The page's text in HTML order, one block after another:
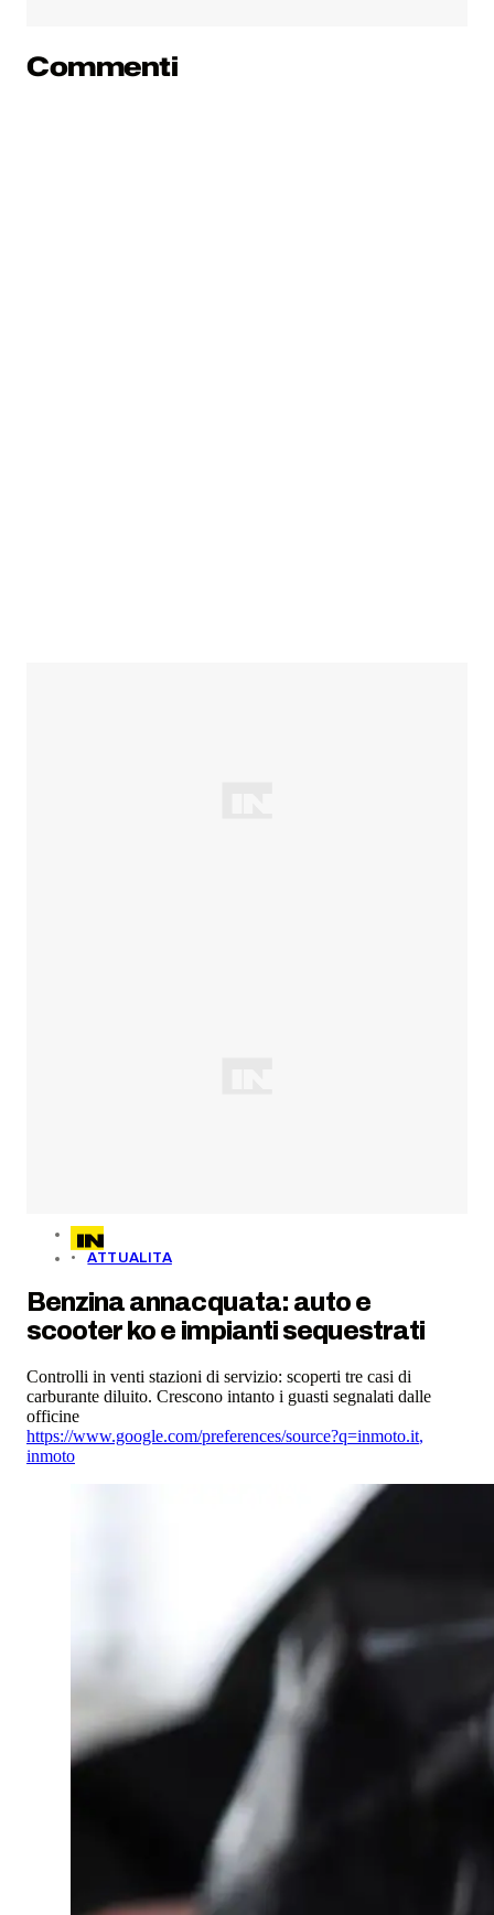
Commenti
ATTUALITA
Benzina annacquata: auto e
scooter ko e impianti sequestrati
Controlli in venti stazioni di servizio: scoperti tre casi di
carburante diluito. Crescono intanto i guasti segnalati dalle
officine
https://www.google.com/preferences/source?q=inmoto.it,
inmoto